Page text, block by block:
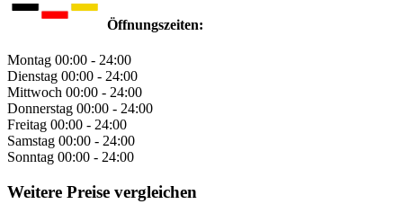
Öffnungszeiten:
Montag 00:00 - 24:00
Dienstag 00:00 - 24:00
Mittwoch 00:00 - 24:00
Donnerstag 00:00 - 24:00
Freitag 00:00 - 24:00
Samstag 00:00 - 24:00
Sonntag 00:00 - 24:00
Weitere Preise vergleichen